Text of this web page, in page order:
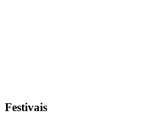
Festivais